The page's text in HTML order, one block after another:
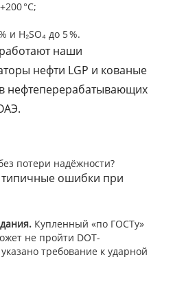
°C;
и H₂SO₄ до 5 %.
наши
нефти LGP и кованые
нефтеперерабатывающих
потери надёжности?
ошибки при
Купленный «по ГОСТу»
не пройти DOT-
требование к ударной